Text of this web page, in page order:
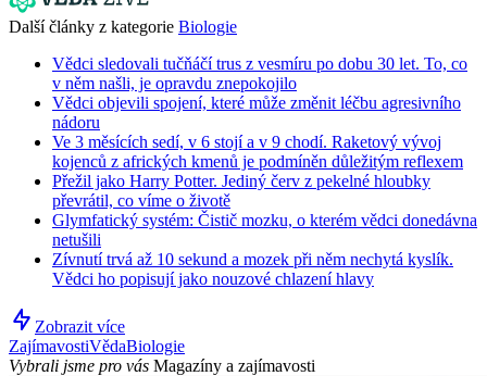
Další články z kategorie Biologie
Vědci sledovali tučňáčí trus z vesmíru po dobu 30 let. To, co
v něm našli, je opravdu znepokojilo
Vědci objevili spojení, které může změnit léčbu agresivního
nádoru
Ve 3 měsících sedí, v 6 stojí a v 9 chodí. Raketový vývoj
kojenců z afrických kmenů je podmíněn důležitým reflexem
Přežil jako Harry Potter. Jediný červ z pekelné hloubky
převrátil, co víme o životě
Glymfatický systém: Čistič mozku, o kterém vědci donedávna
netušili
Zívnutí trvá až 10 sekund a mozek při něm nechytá kyslík.
Vědci ho popisují jako nouzové chlazení hlavy
Zobrazit více
ZajímavostiVědaBiologie
Vybrali jsme pro vás Magazíny a zajímavosti